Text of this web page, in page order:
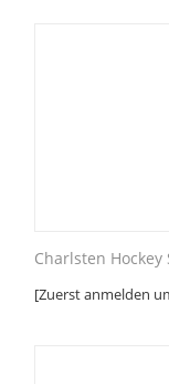
Charlsten Hockey
[Zuerst anmelden